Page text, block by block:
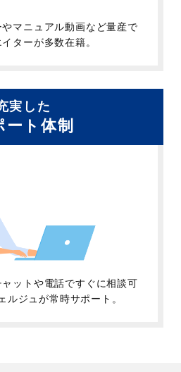
マニュアル動画など量産で
ターが多数在籍。
実した
ート体制
ットや電話ですぐに相談可
ルジュが常時サポート。